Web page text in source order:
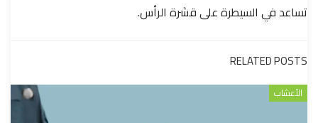
تساعد في السيطرة على قشرة الرأس.
RELATED POSTS
الأعشاب